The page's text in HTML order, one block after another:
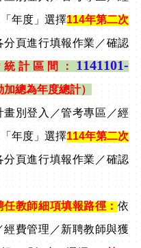
年度」選擇114年第二次
分頁進行填報作業／確認
統計區間： 1141101-
總為年度總計）
畫別登入／管考專區／經
年度」選擇114年第二次
分頁進行填報作業／確認
任教師細項填報路徑：依
費管理／新聘教師與獲